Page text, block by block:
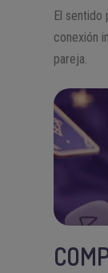
El
conexión
pareja.